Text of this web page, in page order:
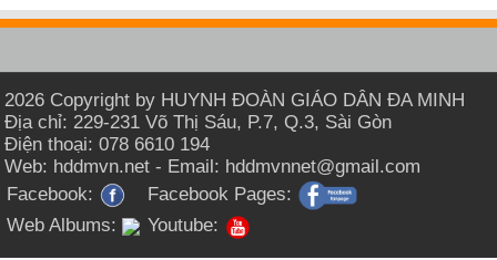
2026 Copyright by HUYNH ĐOÀN GIÁO DÂN ĐA MINH
Địa chỉ: 229-231 Võ Thị Sáu, P.7, Q.3, Sài Gòn
Điện thoại: 078 6610 194
Web: hddmvn.net - Email: hddmvnnet@gmail.com
Facebook:
Facebook Pages:
Web Albums:
Youtube: